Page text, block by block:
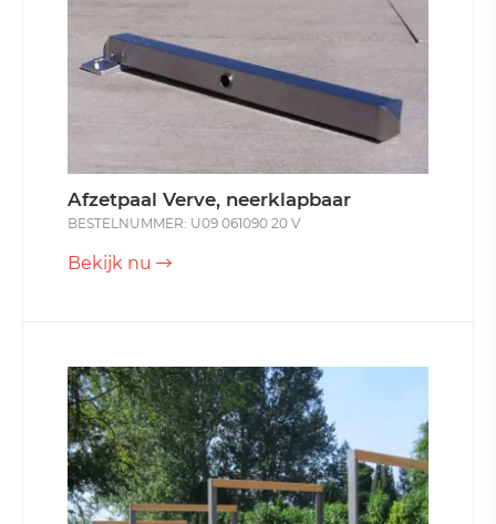
Afzetpaal Verve, neerklapbaar
BESTELNUMMER: U09 061090 20 V
Bekijk nu